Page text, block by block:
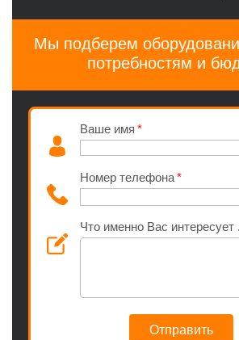
Мы подберем
потребностям и
Ваше имя
Номер телефона
Что именно Вас интересует
Отправить